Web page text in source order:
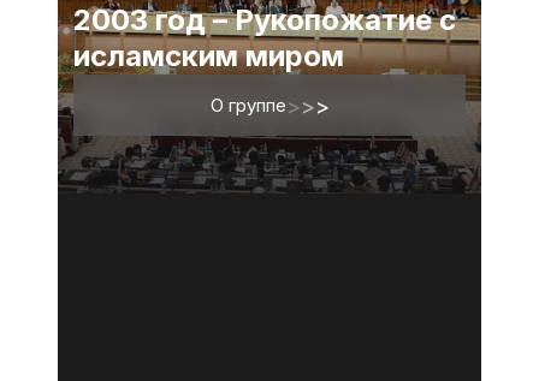
2003 год – Рукопожатие с
исламским миром
О группе>>>